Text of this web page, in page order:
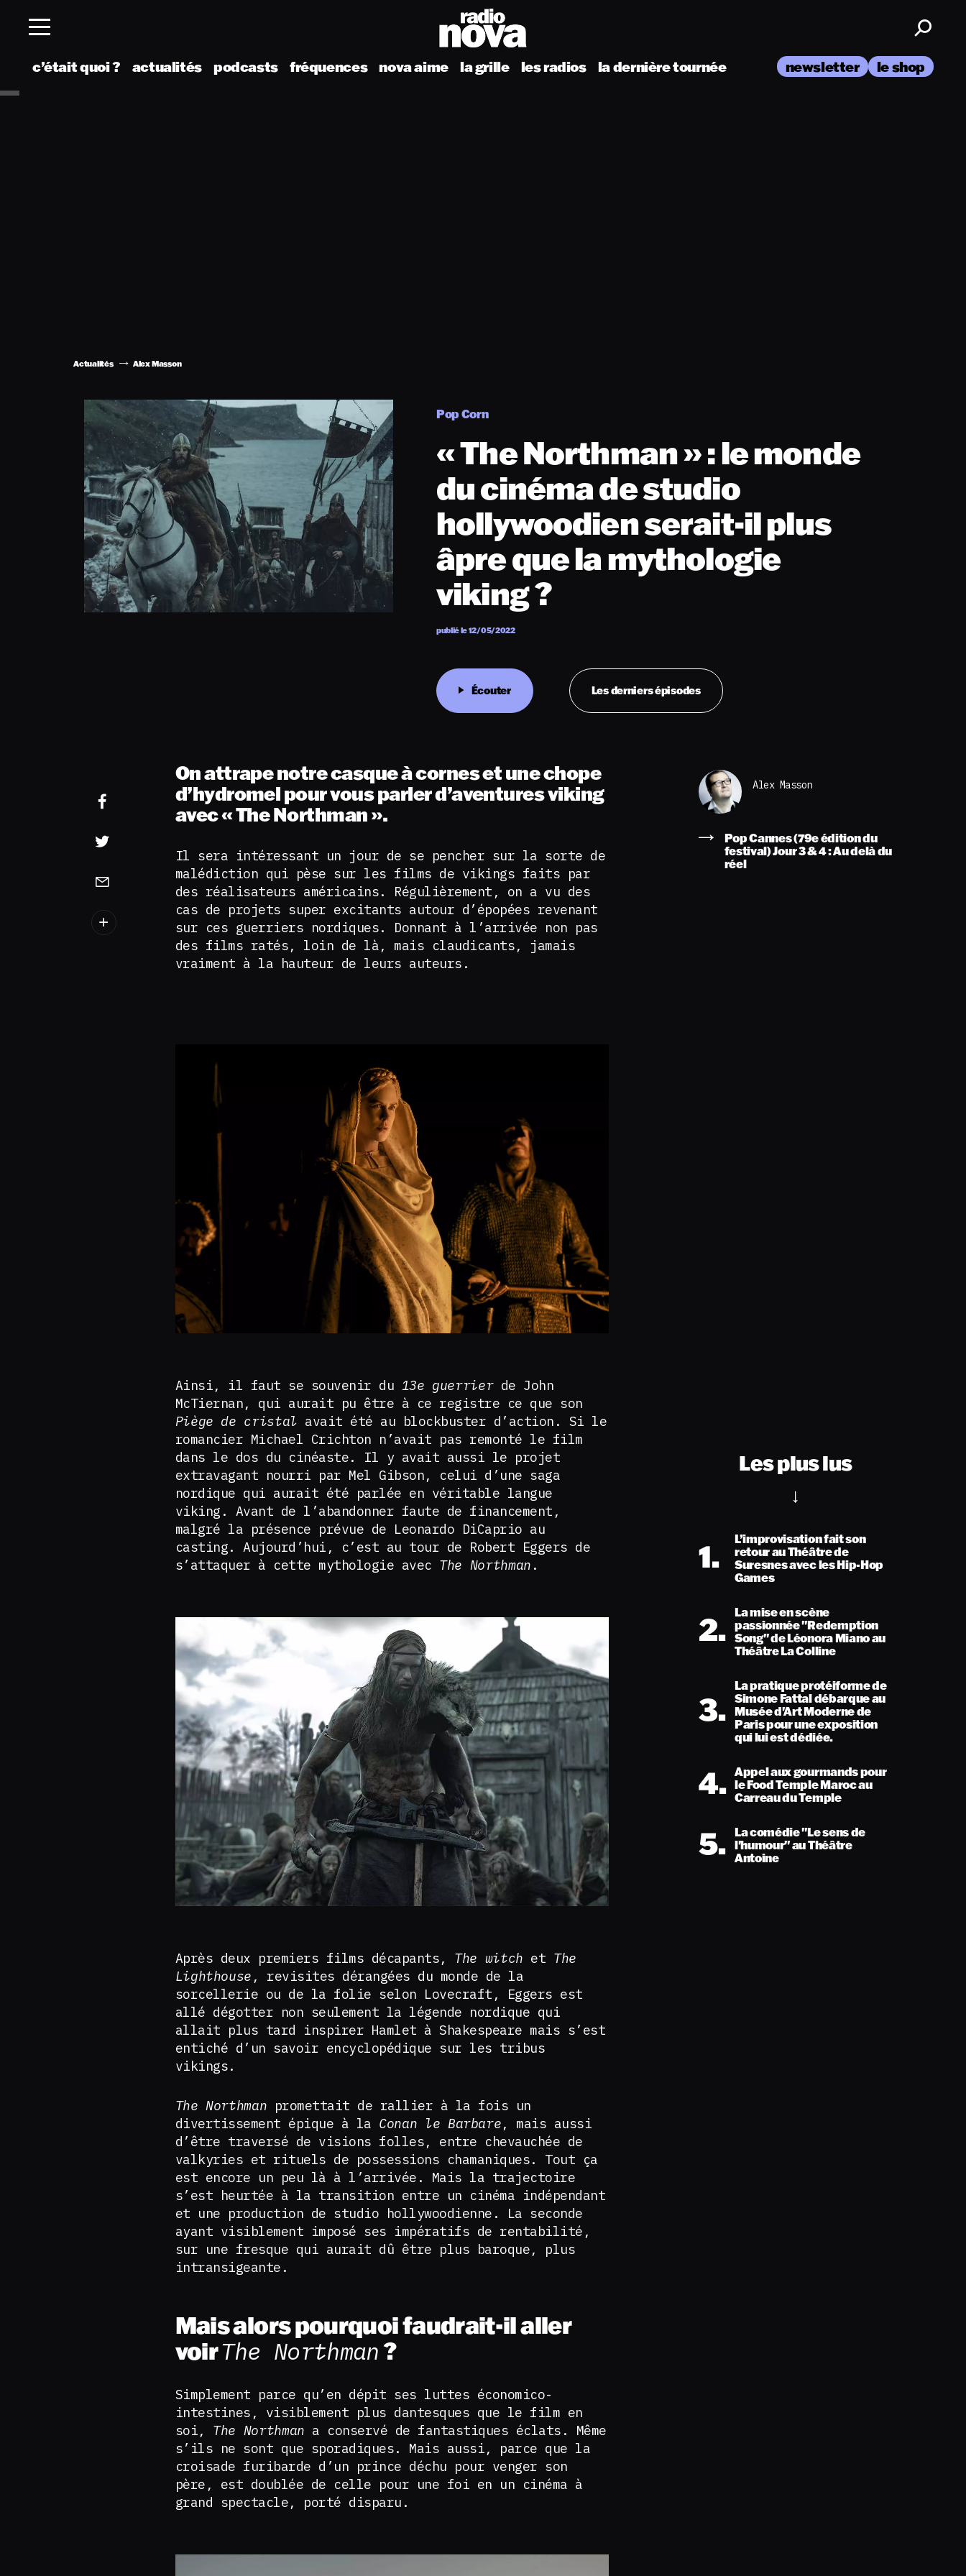
c’était quoi ? actualités podcasts fréquences nova aime la grille les radios la dernière tournée newsletter le shop
Actualités Alex Masson
Pop Corn
« The Northman » : le monde
du cinéma de studio
hollywoodien serait-il plus
âpre que la mythologie
viking ?
Écouter Les derniers épisodes
publié le 12/05/2022
On attrape notre casque à cornes et une chope
d’hydromel pour vous parler d’aventures viking
avec « The Northman ».
Il sera intéressant un jour de se pencher sur la sorte de
malédiction qui pèse sur les films de vikings faits par
des réalisateurs américains. Régulièrement, on a vu des
cas de projets super excitants autour d’épopées revenant
sur ces guerriers nordiques. Donnant à l’arrivée non pas
des films ratés, loin de là, mais claudicants, jamais
vraiment à la hauteur de leurs auteurs.
Ainsi, il faut se souvenir du 13e guerrierde John
McTiernan, qui aurait pu être à ce registre ce que son
Piège de cristal avait été au blockbuster d’action. Si le
romancier Michael Crichton n’avait pas remonté le film
dans le dos du cinéaste. Il y avait aussi le projet
extravagant nourri par Mel Gibson, celui d’une saga
nordique qui aurait été parlée en véritable langue
viking. Avant de l’abandonner faute de financement,
malgré la présence prévue de Leonardo DiCaprio au
casting. Aujourd’hui, c’est au tour de Robert Eggers de
s’attaquer à cette mythologie avec The Northman .
Après deux premiers films décapants, The witch et The
Lighthouse , revisites dérangées du monde de la
sorcellerie ou de la folie selon Lovecraft, Eggers est
allé dégotter non seulement la légende nordique qui
allait plus tard inspirer Hamlet à Shakespeare mais s’est
entiché d’un savoir encyclopédique sur les tribus
vikings.
The Northman promettait de rallier à la fois un
divertissement épique à la Conan le Barbare, mais aussi
d’être traversé de visions folles, entre chevauchée de
valkyries et rituels de possessions chamaniques. Tout ça
est encore un peu là à l’arrivée. Mais la trajectoire
s’est heurtée à la transition entre un cinéma indépendant
et une production de studio hollywoodienne. La seconde
ayant visiblement imposé ses impératifs de rentabilité,
sur une fresque qui aurait dû être plus baroque, plus
intransigeante.
Mais alors pourquoi faudrait-il aller
voirThe Northman?
Simplement parce qu’en dépit ses luttes économico-
intestines, visiblement plus dantesques que le film en
soi, The Northman a conservé de fantastiques éclats. Même
s’ils ne sont que sporadiques. Mais aussi, parce que la
croisade furibarde d’un prince déchu pour venger son
père, est doublée de celle pour une foi en un cinéma à
grand spectacle, porté disparu.
Alex Masson
Pop Cannes (79e édition du
festival) Jour 3 & 4 : Au delà du
réel
Les plus lus
1.
L’improvisation fait son
retour au Théâtre de
Suresnes avec les Hip-Hop
Games
2. La mise en scène
passionnée "Redemption
Song" de Léonora Miano au
Théâtre La Colline
3.
La pratique protéiforme de
Simone Fattal débarque au
Musée d'Art Moderne de
Paris pour une exposition
qui lui est dédiée.
4. Appel aux gourmands pour
le Food Temple Maroc au
Carreau du Temple
5. La comédie "Le sens de
l'humour" au Théâtre
Antoine